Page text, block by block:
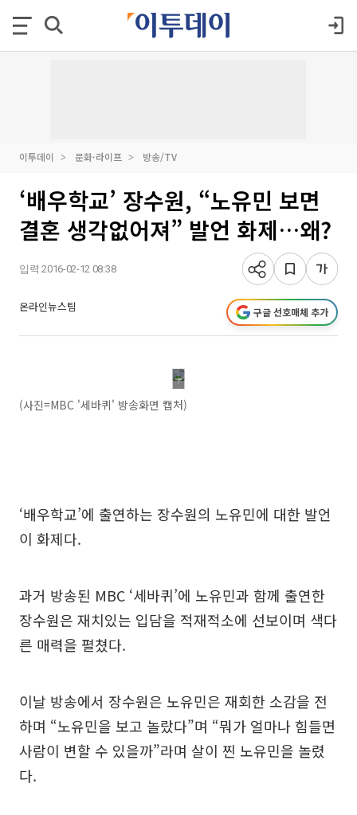
이투데이 문화·라이프 방송/TV
‘배우학교’ 장수원, “노유민 보면
결혼 생각없어져” 발언 화제…왜?
입력 2016-02-12 08:38
온라인뉴스팀 구글 선호매체 추가
(사진=MBC '세바퀴' 방송화면 캡처)
‘배우학교’에 출연하는 장수원의 노유민에 대한 발언
이 화제다.
과거 방송된 MBC ‘세바퀴’에 노유민과 함께 출연한
장수원은 재치있는 입담을 적재적소에 선보이며 색다
른 매력을 펼쳤다.
이날 방송에서 장수원은 노유민은 재회한 소감을 전
하며 “노유민을 보고 놀랐다”며 “뭐가 얼마나 힘들면
사람이 변할 수 있을까”라며 살이 찐 노유민을 놀렸
다.